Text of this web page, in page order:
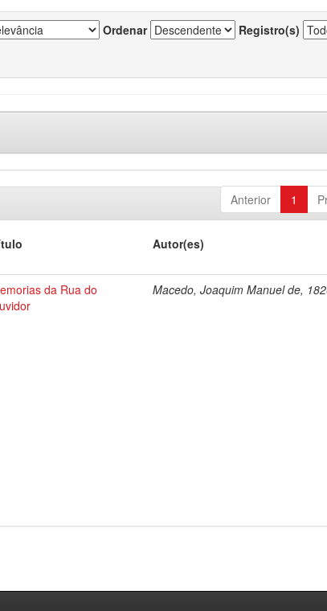
Ordenar Registro(s)
Anterior 1
Autor(es)
da Rua do
Macedo, Joaquim Manuel de,